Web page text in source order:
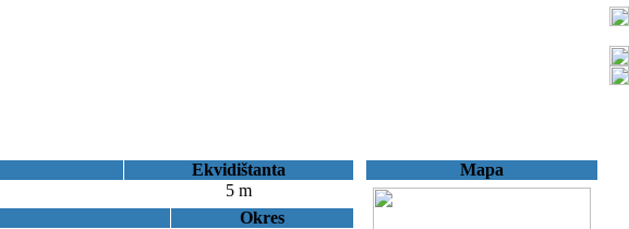
Ekvidištanta
5 m
Okres
Mapa